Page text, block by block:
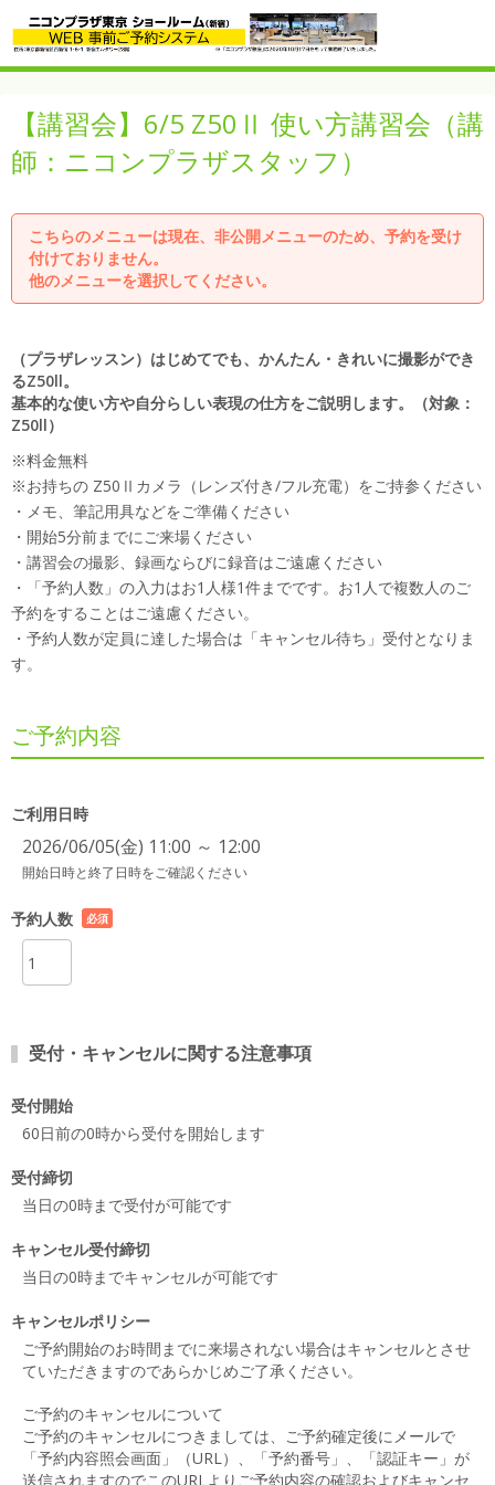
【講習会】6/5 Z50Ⅱ 使い方講習会（講
師：ニコンプラザスタッフ）
こちらのメニューは現在、非公開メニューのため、予約を受け
付けておりません。
他のメニューを選択してください。
（プラザレッスン）はじめてでも、かんたん・きれいに撮影ができ
るZ50ll。
基本的な使い方や自分らしい表現の仕方をご説明します。（対象：
Z50ll）
※料金無料
※お持ちの Z50Ⅱカメラ（レンズ付き/フル充電）をご持参ください
・メモ、筆記用具などをご準備ください
・開始5分前までにご来場ください
・講習会の撮影、録画ならびに録音はご遠慮ください
・「予約人数」の入力はお1人様1件までです。お1人で複数人のご
予約をすることはご遠慮ください。
・予約人数が定員に達した場合は「キャンセル待ち」受付となりま
す。
ご予約内容
ご利用日時
2026/06/05(金) 11:00 ～ 12:00
開始日時と終了日時をご確認ください
予約人数
必須
受付・キャンセルに関する注意事項
受付開始
60日前の0時から受付を開始します
受付締切
当日の0時まで受付が可能です
キャンセル受付締切
当日の0時までキャンセルが可能です
キャンセルポリシー
ご予約開始のお時間までに来場されない場合はキャンセルとさせ
ていただきますのであらかじめご了承ください。
ご予約のキャンセルについて
ご予約のキャンセルにつきましては、ご予約確定後にメールで
「予約内容照会画面」（URL）、「予約番号」、「認証キー」が
送信されますのでこのURLよりご予約内容の確認およびキャンセ